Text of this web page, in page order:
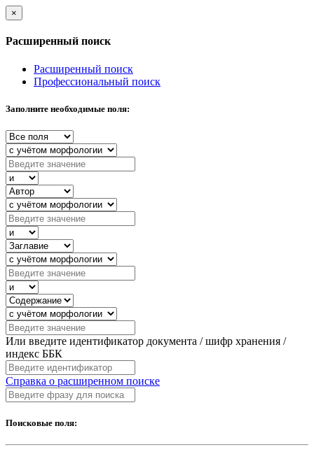
×
Расширенный поиск
Расширенный поиск
Профессиональный поиск
Заполните необходимые поля:
Или введите идентификатор документа / шифр хранения /
индекс ББК
Справка о расширенном поиске
Поисковые поля: